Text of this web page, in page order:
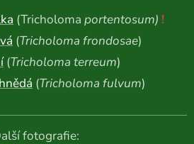
(Tricholoma portentosum) !
(Tricholoma frondosae)
(Tricholoma terreum)
(Tricholoma fulvum)
fotografie: